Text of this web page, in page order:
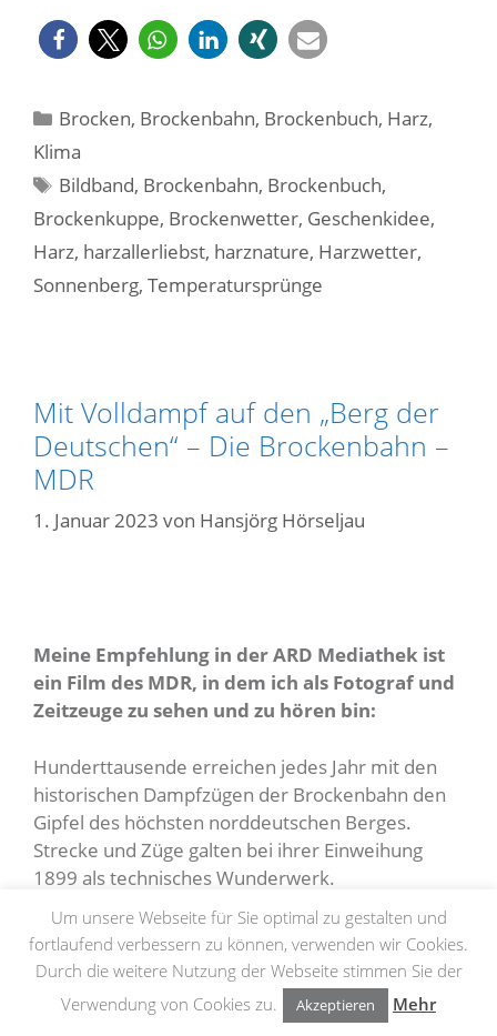
Kategorien
Brocken, Brockenbahn, Brockenbuch, Harz,
Klima
Schlagwörter
Bildband, Brockenbahn, Brockenbuch,
Brockenkuppe, Brockenwetter, Geschenkidee,
Harz, harzallerliebst, harznature, Harzwetter,
Sonnenberg, Temperatursprünge
Mit Volldampf auf den „Berg der
Deutschen“ – Die Brockenbahn –
MDR
1. Januar 2023 von Hansjörg Hörseljau
Meine Empfehlung in der ARD Mediathek ist
ein Film des MDR, in dem ich als Fotograf und
Zeitzeuge zu sehen und zu hören bin:
Hunderttausende erreichen jedes Jahr mit den
historischen Dampfzügen der Brockenbahn den
Gipfel des höchsten norddeutschen Berges.
Strecke und Züge galten bei ihrer Einweihung
1899 als technisches Wunderwerk.
Es ist ein informativer und interessanter Film
über die Geschichte der Brockenbahn, die
Geschichte des Brockens, den Anja Walczak und
Sven Stephan für den MDR produziert haben.
Um unsere Webseite für Sie optimal zu gestalten und
fortlaufend verbessern zu können, verwenden wir Cookies.
Durch die weitere Nutzung der Webseite stimmen Sie der
Verwendung von Cookies zu.
Akzeptieren Mehr